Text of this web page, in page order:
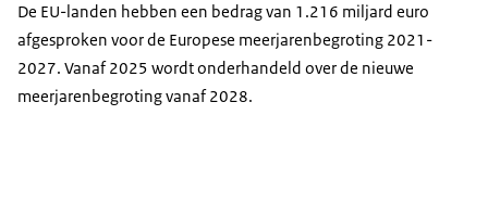
De EU-landen hebben een bedrag van 1.216 miljard euro
afgesproken voor de Europese meerjarenbegroting 2021-
2027. Vanaf 2025 wordt onderhandeld over de nieuwe
meerjarenbegroting vanaf 2028.